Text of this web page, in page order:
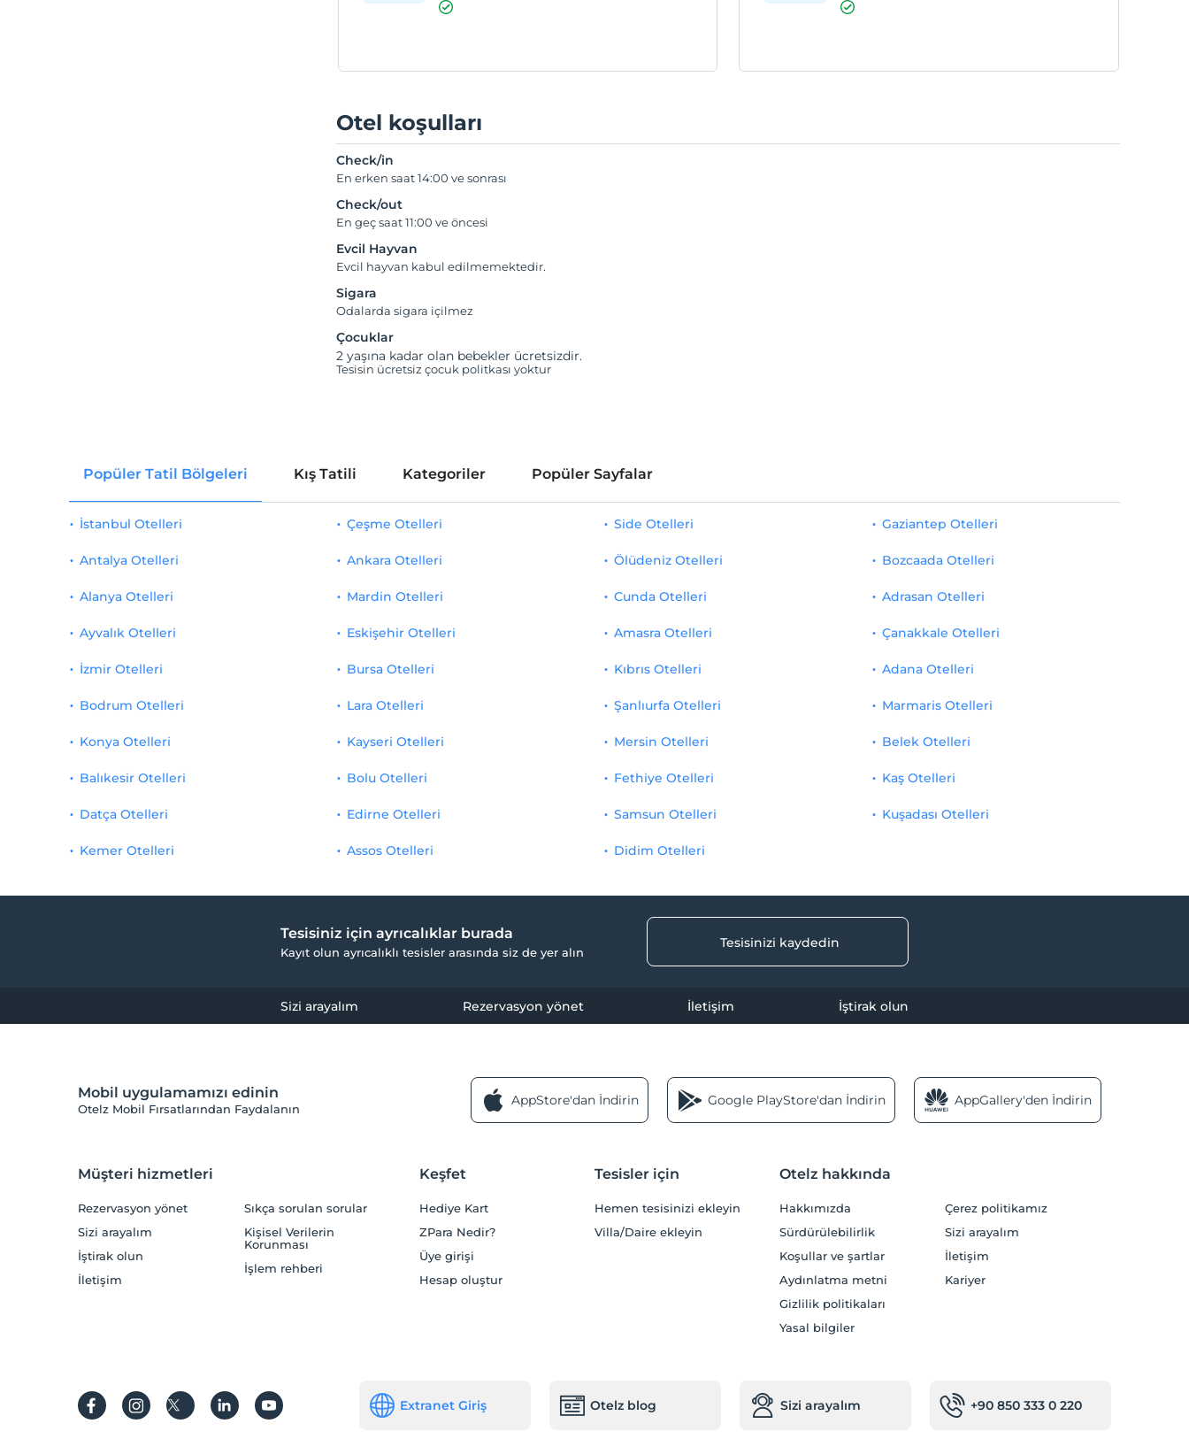
Otel koşulları
Check/in
En erken saat 14:00 ve sonrası
Check/out
En geç saat 11:00 ve öncesi
Evcil Hayvan
Evcil hayvan kabul edilmemektedir.
Sigara
Odalarda sigara içilmez
Çocuklar
2 yaşına kadar olan bebekler ücretsizdir.
Tesisin ücretsiz çocuk politkası yoktur
Popüler Tatil Bölgeleri Kış Tatili Kategoriler Popüler Sayfalar
İstanbul Otelleri
Antalya Otelleri
Alanya Otelleri
Ayvalık Otelleri
İzmir Otelleri
Çeşme Otelleri
Ankara Otelleri
Mardin Otelleri
Eskişehir Otelleri
Bursa Otelleri
Side Otelleri
Ölüdeniz Otelleri
Cunda Otelleri
Amasra Otelleri
Kıbrıs Otelleri
Gaziantep Otelleri
Bozcaada Otelleri
Adrasan Otelleri
Çanakkale Otelleri
Adana Otelleri
Bodrum Otelleri
Konya Otelleri
Balıkesir Otelleri
Datça Otelleri
Kemer Otelleri
Lara Otelleri
Kayseri Otelleri
Bolu Otelleri
Edirne Otelleri
Assos Otelleri
Şanlıurfa Otelleri
Mersin Otelleri
Fethiye Otelleri
Samsun Otelleri
Didim Otelleri
Marmaris Otelleri
Belek Otelleri
Kaş Otelleri
Kuşadası Otelleri
Tesisiniz için ayrıcalıklar burada
Kayıt olun ayrıcalıklı tesisler arasında siz de yer alın
Tesisinizi kaydedin
Sizi arayalım Rezervasyon yönet İletişim İştirak olun
Mobil uygulamamızı edinin
Otelz Mobil Fırsatlarından Faydalanın
AppStore'dan İndirin Google PlayStore'dan İndirin AppGallery'den İndirin
Müşteri hizmetleri
Rezervasyon yönet
Sizi arayalım
İştirak olun
İletişim
Sıkça sorulan sorular
Kişisel Verilerin
Korunması
İşlem rehberi
Keşfet
Hediye Kart
ZPara Nedir?
Üye girişi
Hesap oluştur
Tesisler için
Hemen tesisinizi ekleyin
Villa/Daire ekleyin
Otelz hakkında
Hakkımızda
Sürdürülebilirlik
Koşullar ve şartlar
Aydınlatma metni
Gizlilik politikaları
Yasal bilgiler
Çerez politikamız
Sizi arayalım
İletişim
Kariyer
Extranet Giriş Otelz blog Sizi arayalım +90 850 333 0 220